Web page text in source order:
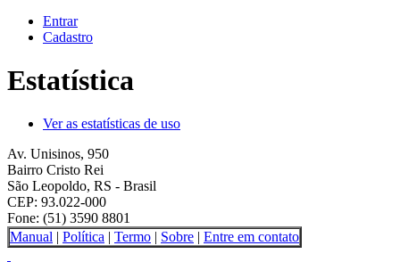
Entrar
Cadastro
Estatística
Ver as estatísticas de uso
Av. Unisinos, 950
Bairro Cristo Rei
São Leopoldo, RS - Brasil
CEP: 93.022-000
Fone: (51) 3590 8801
Manual | Política | Termo | Sobre | Entre em contato